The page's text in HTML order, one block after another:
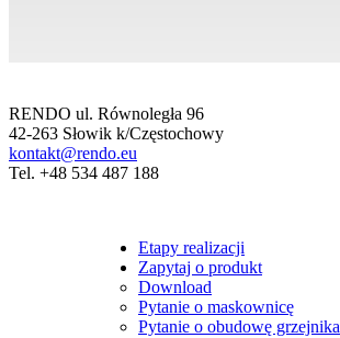
RENDO ul. Równoległa 96
42-263 Słowik k/Częstochowy
kontakt@rendo.eu
Tel. +48 534 487 188
Etapy realizacji
Zapytaj o produkt
Download
Pytanie o maskownicę
Pytanie o obudowę grzejnika